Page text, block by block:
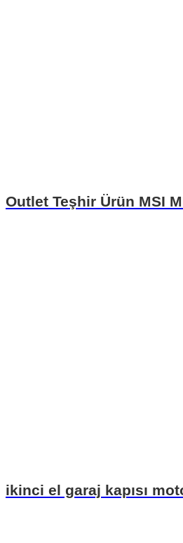
Outlet Teşhir Ürün MSI
ikinci el garaj kapısı